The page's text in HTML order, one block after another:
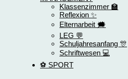
Klassenzimmer 🏫
Reflexion ✨
Elternarbeit 🗯️
LEG 💬
Schuljahresanfang 🎊
Schriftwesen 💻
⚽️ SPORT